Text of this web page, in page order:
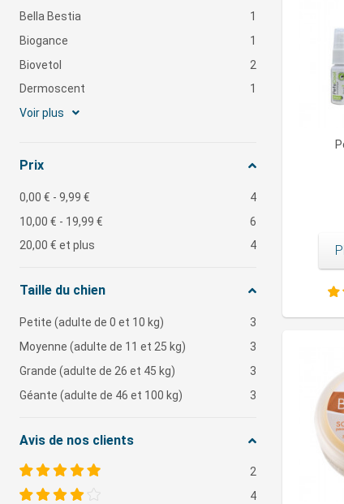
Bella Bestia
1
Biogance
1
Biovetol
2
Dermoscent
1
Voir plus
Prix
0,00 € - 9,99 €
4
10,00 € - 19,99 €
6
20,00 € et plus 4
Taille du chien
Petite (adulte de 0 et 10 kg)
3
Moyenne (adulte de 11 et 25 kg)
3
Grande (adulte de 26 et 45 kg)
3
Géante (adulte de 46 et 100 kg)
3
Avis de nos clients
2
4